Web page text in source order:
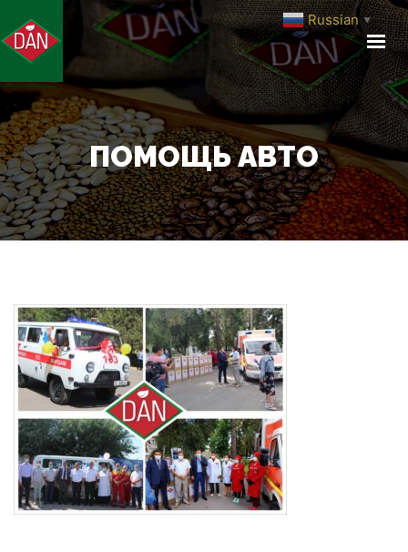
ГЛАВНАЯ
О КОМПАНИИ
ПРОИЗВОДСТВО
ПРОДУКЦИЯ
МЕДИА ЦЕНТР
КОНТАКТЫ
ПОМОЩЬ АВТО
Russian ▼